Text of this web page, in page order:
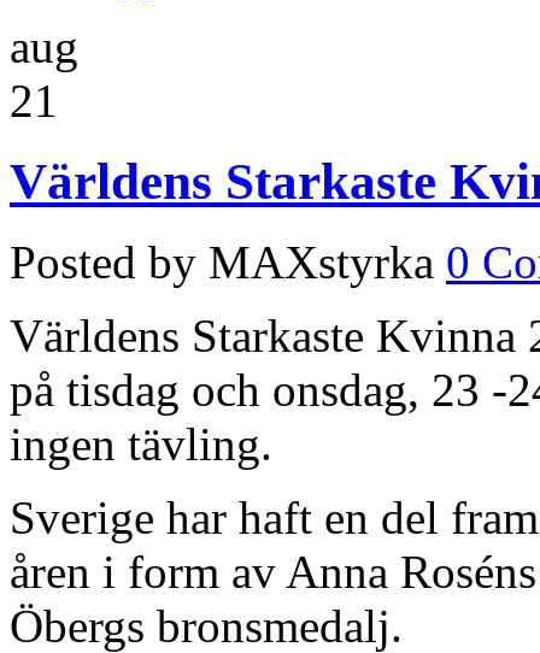
aug
21
Världens Starkaste
Posted by MAXstyrka 0
Världens Starkaste
på tisdag och onsdag, 23 -
ingen tävling.
Sverige har haft en del
åren i form av Anna
Öbergs bronsmedalj.